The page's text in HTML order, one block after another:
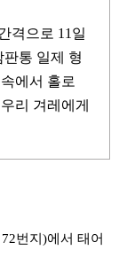
격으로 11일
통 일제 형
에서 홀로
리 겨레에게
번지)에서 태어